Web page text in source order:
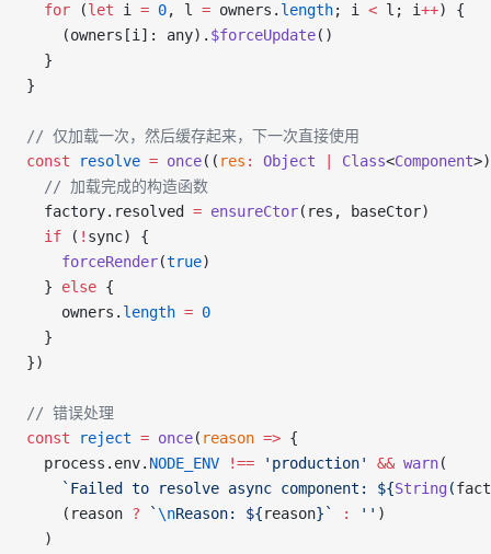
  for
(let i = 0, l = owners. length; i < l; i++) {
    (owners[i]: any).
$forceUpdate()
  }
}
// 仅加载一次，然后缓存起来，下一次直接使用
const resolve = once(( res : Object Class<Component
  // 加载完成的构造函数
  factory.resolved
= ensureCtor(res, baseCtor)
  if
( ! sync) {
    forceRender
(true)
  }
else {
    owners.
length = 0
  }
})
// 错误处理
const reject = once( reason => {
  process.env.
NODE_ENV !== 'production' && warn(
    `Failed to resolve async component: ${
String (
    (reason
? `\nReason: ${reason}` : '' )
  )